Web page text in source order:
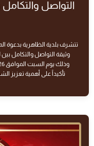
التواصل
تتشرف بلدية الظاهرية بدعوة
وثيقة التواصل والتكامل
تأكيداً على أهمية تعزيز